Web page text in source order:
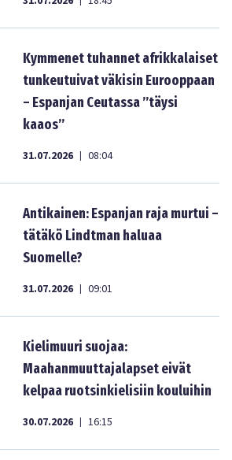
Kymmenet tuhannet afrikkalaiset
tunkeutuivat väkisin Eurooppaan
– Espanjan Ceutassa ”täysi
kaaos”
31.07.2026 | 08:04
Antikainen: Espanjan raja murtui –
tätäkö Lindtman haluaa
Suomelle?
31.07.2026 | 09:01
Kielimuuri suojaa:
Maahanmuuttajalapset eivät
kelpaa ruotsinkielisiin kouluihin
30.07.2026 | 16:15